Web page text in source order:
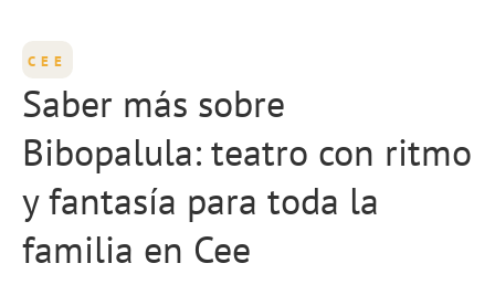
CEE
Saber más sobre
Bibopalula: teatro con ritmo
y fantasía para toda la
familia en Cee